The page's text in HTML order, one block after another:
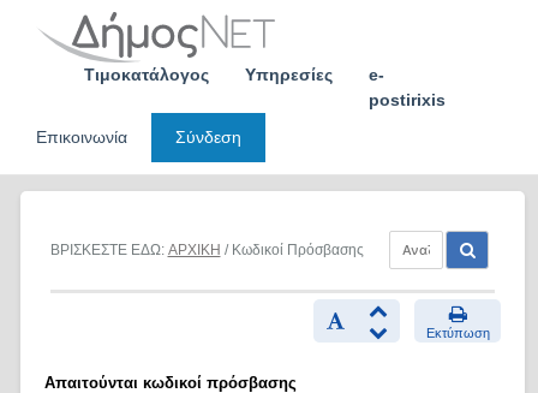
Τιμοκατάλογος Υπηρεσίες
e-
postirixis
Επικοινωνία
Σύνδεση
ΒΡΙΣΚΕΣΤΕ ΕΔΩ: ΑΡΧΙΚΗ / Κωδικοί Πρόσβασης
Εκτύπωση
Απαιτούνται κωδικοί πρόσβασης